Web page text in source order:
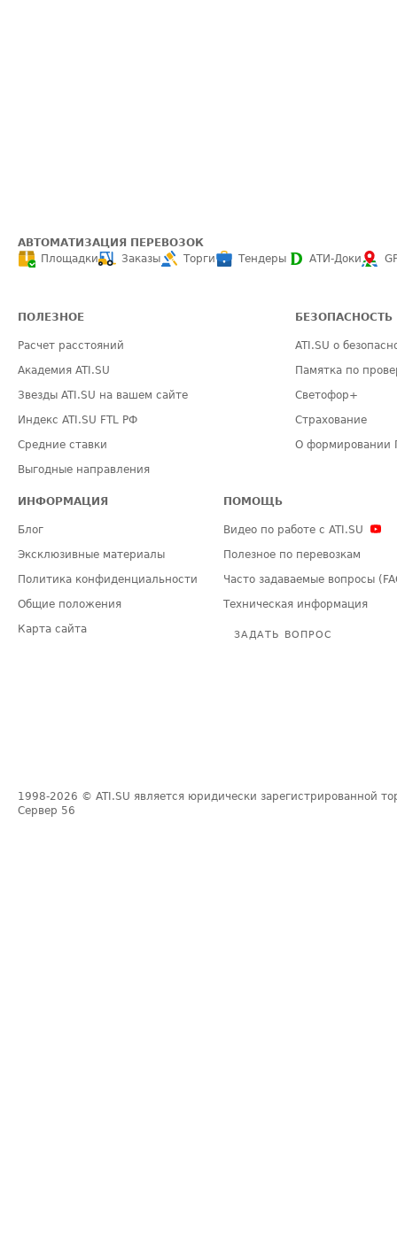
АВТОМАТИЗАЦИЯ ПЕРЕВОЗОК
Площадки
Заказы Торги Тендеры АТИ-Доки
ПОЛЕЗНОЕ
Расчет расстояний
Академия ATI.SU
Звезды ATI.SU на вашем сайте
Индекс ATI.SU FTL РФ
Средние ставки
Выгодные направления
БЕЗОПАСНОСТЬ
ATI.SU о
Памятка по
Светофор+
Страхование
О формировании
ИНФОРМАЦИЯ
Блог
Эксклюзивные материалы
Политика конфиденциальности
Общие положения
Карта сайта
ПОМОЩЬ
Видео по работе с ATI.SU
Полезное по перевозкам
Часто задаваемые вопросы
Техническая информация
ЗАДАТЬ ВОПРОС
1998-2026 © ATI.SU является юридически зарегистрированной
Сервер 56